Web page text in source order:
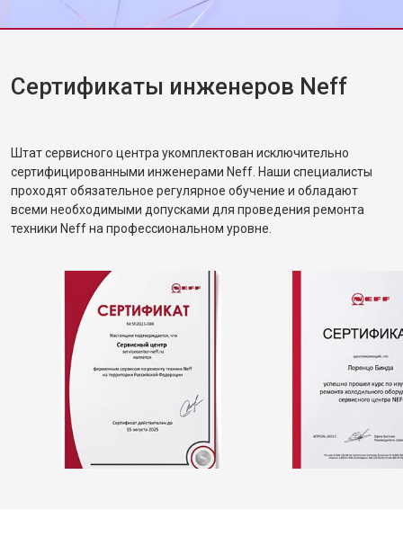
Замена нижнего уплотнителя
дверцы
Замена заливного шланга от 850 ₽ Заказать
Сертификаты инженеров Neff
Штат сервисного центра укомплектован исключительно
сертифицированными инженерами Neff. Наши специалисты
проходят обязательное регулярное обучение и обладают
всеми необходимыми допусками для проведения ремонта
техники Neff на профессиональном уровне.